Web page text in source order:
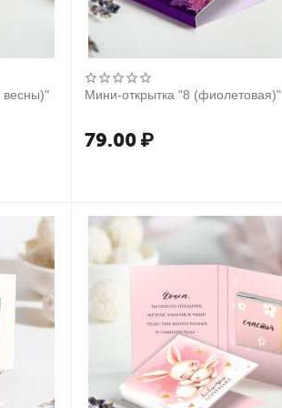
весны)" Мини-открытка "8 (фиолетовая)"
79.00 ₽